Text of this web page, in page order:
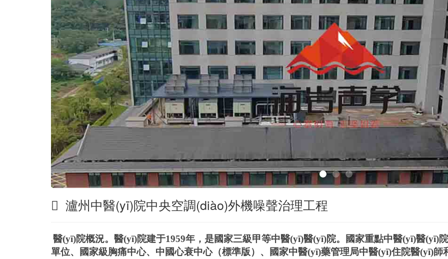
瀘州中醫(yī)院中央空調(diào)外機噪聲治理工程
醫(yī)院概況。醫(yī)院建于1959年，是國家三級甲等中醫(yī)醫(yī)院。國家重點中醫(yī)醫(yī)
單位、國家級胸痛中心、中國心衰中心（標準版）、國家中醫(yī)藥管理局中醫(yī)住院醫(yī)